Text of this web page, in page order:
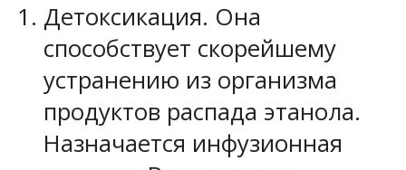
Детоксикация. Она
способствует скорейшему
устранению из организма
продуктов распада этанола.
Назначается инфузионная